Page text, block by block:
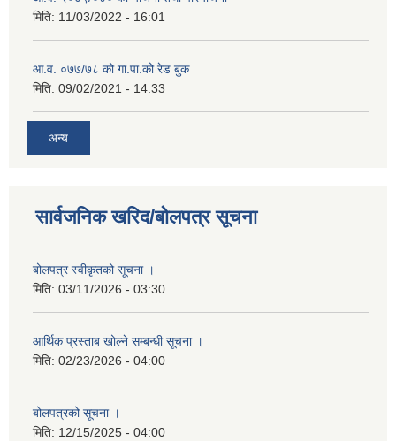
मिति: 11/03/2022 - 16:01
आ.व. ०७७/७८ को गा.पा.को रेड बुक
मिति: 09/02/2021 - 14:33
अन्य
सार्वजनिक खरिद/बोलपत्र सूचना
बोलपत्र स्वीकृतको सूचना ।
मिति: 03/11/2026 - 03:30
आर्थिक प्रस्ताब खोल्ने सम्बन्धी सूचना ।
मिति: 02/23/2026 - 04:00
बोलपत्रको सूचना ।
मिति: 12/15/2025 - 04:00